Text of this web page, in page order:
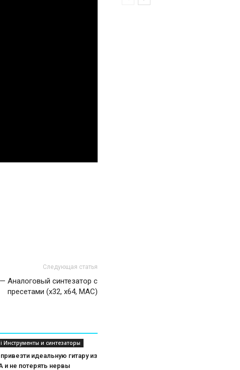
Следующая статья
Аналоговый синтезатор с
пресетами (х32, х64, MAC)
Инструменты и синтезаторы
идеальную гитару из
и не потерять нервы